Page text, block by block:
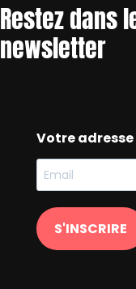
Restez dans
newsletter
Votre
S'INSCRIRE